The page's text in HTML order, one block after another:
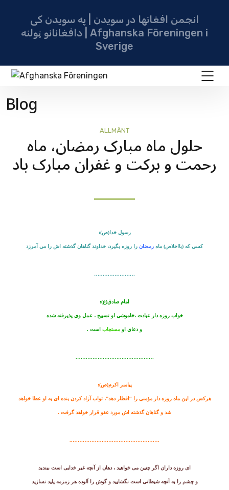
انجمن افغانها در سویدن | په سویدن کی
دافغانانو ټولنه | Afghanska Föreningen i
Sverige
Blog
ALLMÄNT
حلول ماه مبارک رمضان، ماه
رحمت و برکت و غفران مبارک باد
رسول خدا(ص):
کسی که (بااخلاص) ماه رمضان را روزه بگیرد، خداوند گناهان گذشته اش را می آمرزد
……………………
امام صادق(ع):
خواب روزه دار عبادت ،خاموشی او تسبیح ، عمل وی پذیرفته شده
و دعای او مستجاب است .
……………………………………….
پیامبر اکرم(ص):
هرکس در این ماه روزه دار مؤمنی را “افطار دهد”، ثواب آزاد کردن بنده ای به او عطا خواهد
شد و گناهان گذشته اش مورد عفو قرار خواهد گرفت .
……………………………………………..
ای روزه داران اگر چنین می خواهید ، دهان از آنچه غیر خدایی است ببندید
و چشم را به آنچه شیطانی است نگشایید و گوش را آلوده هر زمزمه پلید نسازید